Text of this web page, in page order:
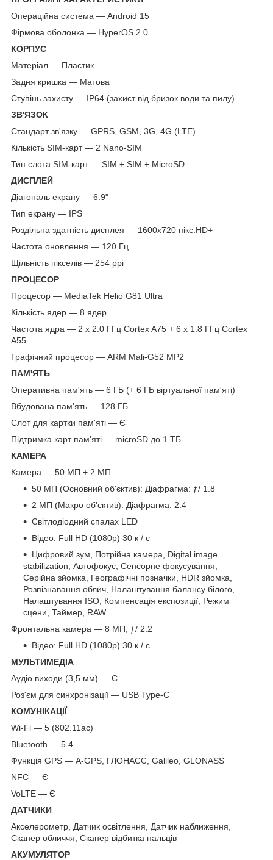
Операційна система — Android 15
Фірмова оболонка — HyperOS 2.0
КОРПУС
Матеріал — Пластик
Задня кришка — Матова
Ступінь захисту — IP64 (захист від бризок води та пилу)
ЗВ'ЯЗОК
Стандарт зв'язку — GPRS, GSM, 3G, 4G (LTE)
Кількість SIM-карт — 2 Nano-SIM
Тип слота SIM-карт — SIM + SIM + MicroSD
ДИСПЛЕЙ
Діагональ екрану — 6.9"
Тип екрану — IPS
Роздільна здатність дисплея — 1600x720 пікс.HD+
Частота оновлення — 120 Гц
Щільність пікселів — 254 ppi
ПРОЦЕСОР
Процесор — MediaTek Helio G81 Ultra
Кількість ядер — 8 ядер
Частота ядра — 2 x 2.0 ГГц Cortex A75 + 6 х 1.8 ГГц Cortex
A55
Графічний процесор — ARM Mali-G52 MP2
ПАМ'ЯТЬ
Оперативна пам'ять — 6 ГБ (+ 6 ГБ віртуальної пам'яті)
Вбудована пам'ять — 128 ГБ
Слот для картки пам'яті — Є
Підтримка карт пам'яті — microSD до 1 ТБ
КАМЕРА
Камера — 50 МП + 2 МП
50 МП (Основний об'єктив): Діафрагма: ƒ/ 1.8
2 МП (Макро об'єктив): Діафрагма: 2.4
Світлодіодний спалах LED
Відео: Full HD (1080p) 30 к / с
Цифровий зум, Потрійна камера, Digital image
stabilization, Автофокус, Сенсорне фокусування,
Серійна зйомка, Географічні позначки, HDR зйомка,
Розпізнавання облич, Налаштування балансу білого,
Налаштування ISO, Компенсація експозиції, Режим
сцени, Таймер, RAW
Фронтальна камера — 8 МП, ƒ/ 2.2
Відео: Full HD (1080p) 30 к / с
МУЛЬТИМЕДІА
Аудіо виходи (3,5 мм) — Є
Роз'єм для синхронізації — USB Type-C
КОМУНІКАЦІЇ
Wi-Fi — 5 (802.11ac)
Bluetooth — 5.4
Функція GPS — A-GPS, ГЛОНАСС, Galileo, GLONASS
NFC — Є
VoLTE — Є
ДАТЧИКИ
Акселерометр, Датчик освітлення, Датчик наближення,
Сканер обличчя, Сканер відбитка пальців
АКУМУЛЯТОР